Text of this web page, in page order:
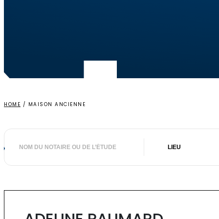
HOME / MAISON ANCIENNE
Nom
du